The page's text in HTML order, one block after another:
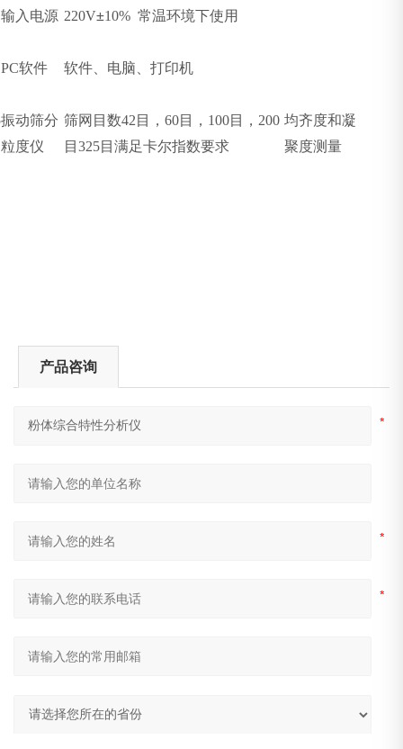
输入电源 220V±10% 常温环境下使用
PC软件 软件、电脑、打印机
振动筛分
粒度仪
筛网目数42 目， 60目， 100目， 200
目 325目满足卡尔指数要求
均齐度和凝
聚度测量
产品咨询